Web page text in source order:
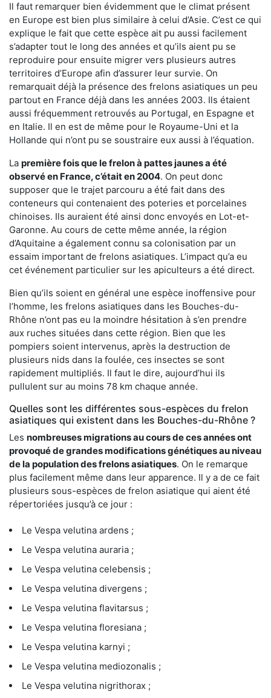
Il faut remarquer bien évidemment que le climat présent
en Europe est bien plus similaire à celui d’Asie. C’est ce qui
explique le fait que cette espèce ait pu aussi facilement
s’adapter tout le long des années et qu’ils aient pu se
reproduire pour ensuite migrer vers plusieurs autres
territoires d’Europe afin d’assurer leur survie. On
remarquait déjà la présence des frelons asiatiques un peu
partout en France déjà dans les années 2003. Ils étaient
aussi fréquemment retrouvés au Portugal, en Espagne et
en Italie. Il en est de même pour le Royaume-Uni et la
Hollande qui n’ont pu se soustraire eux aussi à l’équation.
La première fois que le frelon à pattes jaunes a été
observé en France, c’était en 2004. On peut donc
supposer que le trajet parcouru a été fait dans des
conteneurs qui contenaient des poteries et porcelaines
chinoises. Ils auraient été ainsi donc envoyés en Lot-et-
Garonne. Au cours de cette même année, la région
d’Aquitaine a également connu sa colonisation par un
essaim important de frelons asiatiques. L’impact qu’a eu
cet événement particulier sur les apiculteurs a été direct.
Bien qu’ils soient en général une espèce inoffensive pour
l’homme, les frelons asiatiques dans les Bouches-du-
Rhône n’ont pas eu la moindre hésitation à s’en prendre
aux ruches situées dans cette région. Bien que les
pompiers soient intervenus, après la destruction de
plusieurs nids dans la foulée, ces insectes se sont
rapidement multipliés. Il faut le dire, aujourd’hui ils
pullulent sur au moins 78 km chaque année.
Quelles sont les différentes sous-espèces du frelon
asiatiques qui existent dans les Bouches-du-Rhône ?
Les nombreuses migrations au cours de ces années ont
provoqué de grandes modifications génétiques au niveau
de la population des frelons asiatiques. On le remarque
plus facilement même dans leur apparence. Il y a de ce fait
plusieurs sous-espèces de frelon asiatique qui aient été
répertoriées jusqu’à ce jour :
Le Vespa velutina ardens ;
Le Vespa velutina auraria ;
Le Vespa velutina celebensis ;
Le Vespa velutina divergens ;
Le Vespa velutina flavitarsus ;
Le Vespa velutina floresiana ;
Le Vespa velutina karnyi ;
Le Vespa velutina mediozonalis ;
Le Vespa velutina nigrithorax ;